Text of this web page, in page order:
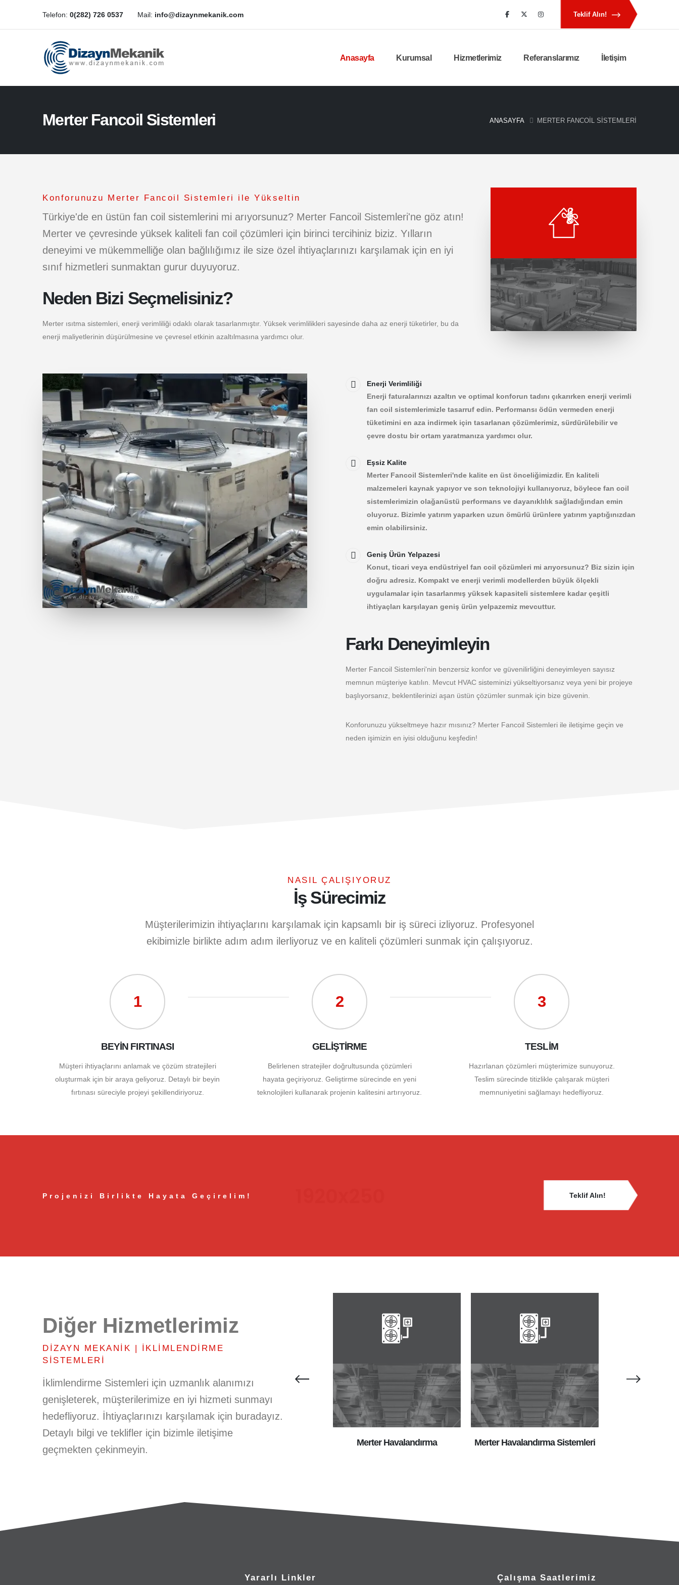
Telefon: 0(282) 726 0537 Mail: info@dizaynmekanik.com Teklif Alın!
Anasayfa Kurumsal Hizmetlerimiz Referanslarımız İletişim
Merter Fancoil Sistemleri ANASAYFA MERTER FANCOIL SISTEMLERI
Konforunuzu Merter Fancoil Sistemleri ile Yükseltin
Türkiye'de en üstün fan coil sistemlerini mi arıyorsunuz? Merter Fancoil Sistemleri'ne göz atın!
Merter ve çevresinde yüksek kaliteli fan coil çözümleri için birinci tercihiniz biziz. Yılların
deneyimi ve mükemmelliğe olan bağlılığımız ile size özel ihtiyaçlarınızı karşılamak için en iyi
sınıf hizmetleri sunmaktan gurur duyuyoruz.
Neden Bizi Seçmelisiniz?
Merter ısıtma sistemleri, enerji verimliliği odaklı olarak tasarlanmıştır. Yüksek verimlilikleri sayesinde daha az enerji tüketirler, bu da
enerji maliyetlerinin düşürülmesine ve çevresel etkinin azaltılmasına yardımcı olur.
Enerji Verimliliği
Enerji faturalarınızı azaltın ve optimal konforun tadını çıkarırken enerji verimli
fan coil sistemlerimizle tasarruf edin. Performansı ödün vermeden enerji
tüketimini en aza indirmek için tasarlanan çözümlerimiz, sürdürülebilir ve
çevre dostu bir ortam yaratmanıza yardımcı olur.
Eşsiz Kalite
Merter Fancoil Sistemleri'nde kalite en üst önceliğimizdir. En kaliteli
malzemeleri kaynak yapıyor ve son teknolojiyi kullanıyoruz, böylece fan coil
sistemlerimizin olağanüstü performans ve dayanıklılık sağladığından emin
oluyoruz. Bizimle yatırım yaparken uzun ömürlü ürünlere yatırım yaptığınızdan
emin olabilirsiniz.
Geniş Ürün Yelpazesi
Konut, ticari veya endüstriyel fan coil çözümleri mi arıyorsunuz? Biz sizin için
doğru adresiz. Kompakt ve enerji verimli modellerden büyük ölçekli
uygulamalar için tasarlanmış yüksek kapasiteli sistemlere kadar çeşitli
ihtiyaçları karşılayan geniş ürün yelpazemiz mevcuttur.
Farkı Deneyimleyin
Merter Fancoil Sistemleri'nin benzersiz konfor ve güvenilirliğini deneyimleyen sayısız
memnun müşteriye katılın. Mevcut HVAC sisteminizi yükseltiyorsanız veya yeni bir projeye
başlıyorsanız, beklentilerinizi aşan üstün çözümler sunmak için bize güvenin.
Konforunuzu yükseltmeye hazır mısınız? Merter Fancoil Sistemleri ile iletişime geçin ve
neden işimizin en iyisi olduğunu keşfedin!
NASIL ÇALIŞIYORUZ
İş Sürecimiz
Müşterilerimizin ihtiyaçlarını karşılamak için kapsamlı bir iş süreci izliyoruz. Profesyonel
ekibimizle birlikte adım adım ilerliyoruz ve en kaliteli çözümleri sunmak için çalışıyoruz.
1
BEYİN FIRTINASI
Müşteri ihtiyaçlarını anlamak ve çözüm stratejileri
oluşturmak için bir araya geliyoruz. Detaylı bir beyin
fırtınası süreciyle projeyi şekillendiriyoruz.
2
GELİŞTİRME
Belirlenen stratejiler doğrultusunda çözümleri
hayata geçiriyoruz. Geliştirme sürecinde en yeni
teknolojileri kullanarak projenin kalitesini artırıyoruz.
3
TESLİM
Hazırlanan çözümleri müşterimize sunuyoruz.
Teslim sürecinde titizlikle çalışarak müşteri
memnuniyetini sağlamayı hedefliyoruz.
Projenizi Birlikte Hayata Geçirelim! Teklif Alın!
Diğer Hizmetlerimiz
DIZAYN MEKANIK | İKLIMLENDIRME
SISTEMLERI
İklimlendirme Sistemleri için uzmanlık alanımızı
genişleterek, müşterilerimize en iyi hizmeti sunmayı
hedefliyoruz. İhtiyaçlarınızı karşılamak için buradayız.
Detaylı bilgi ve teklifler için bizimle iletişime
geçmekten çekinmeyin.
Merter Havalandırma Merter Havalandırma Sistemleri
Yararlı Linkler Çalışma Saatlerimiz